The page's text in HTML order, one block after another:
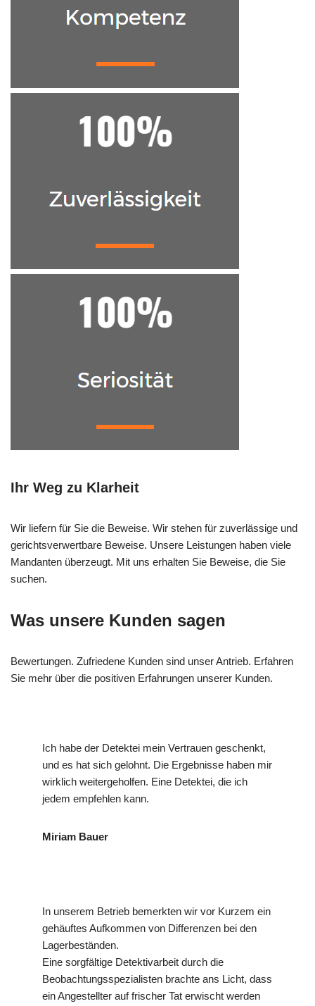
Ihr Weg zu Klarheit
Wir liefern für Sie die Beweise. Wir stehen für zuverlässige und
gerichtsverwertbare Beweise. Unsere Leistungen haben viele
Mandanten überzeugt. Mit uns erhalten Sie Beweise, die Sie
suchen.
Was unsere Kunden sagen
Bewertungen. Zufriedene Kunden sind unser Antrieb. Erfahren
Sie mehr über die positiven Erfahrungen unserer Kunden.
Ich habe der Detektei mein Vertrauen geschenkt,
und es hat sich gelohnt. Die Ergebnisse haben mir
wirklich weitergeholfen. Eine Detektei, die ich
jedem empfehlen kann.
Miriam Bauer
In unserem Betrieb bemerkten wir vor Kurzem ein
gehäuftes Aufkommen von Differenzen bei den
Lagerbeständen.
Eine sorgfältige Detektivarbeit durch die
Beobachtungsspezialisten brachte ans Licht, dass
ein Angestellter auf frischer Tat erwischt werden